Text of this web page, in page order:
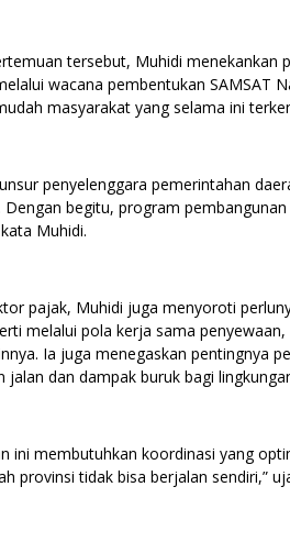
tersebut, Muhidi menekankan
wacana pembentukan SAMSAT
masyarakat yang selama ini
penyelenggara pemerintahan
Dengan begitu, program
Muhidi.
pajak, Muhidi juga menyoroti
melalui pola kerja sama
Ia juga menegaskan pentingnya
jalan dan dampak buruk bagi
ini membutuhkan koordinasi yang
provinsi tidak bisa berjalan sendiri,”